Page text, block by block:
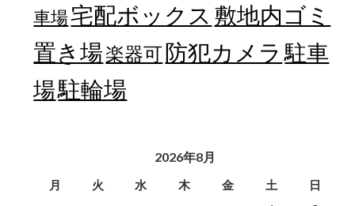
車場宅配ボックス 敷地内ゴミ
置き場楽器可防犯カメラ 駐車
場駐輪場
2026年8月
月 火 水 木 金 土
日